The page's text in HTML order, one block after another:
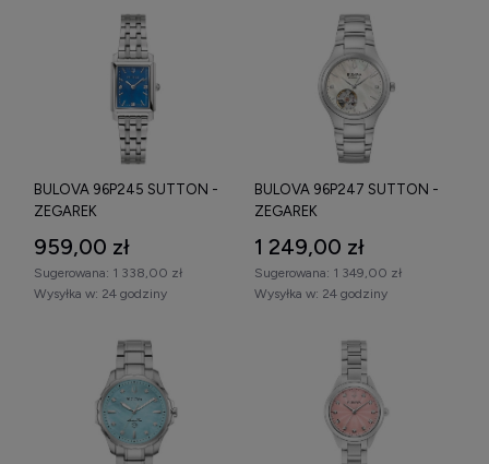
BULOVA 96P245 SUTTON -
ZEGAREK
959,00 zł
Wysyłka w: 24 godziny
Sugerowana: 1 338,00 zł
BULOVA 96P247 SUTTON -
ZEGAREK
1 249,00 zł
Wysyłka w: 24 godziny
Sugerowana: 1 349,00 zł